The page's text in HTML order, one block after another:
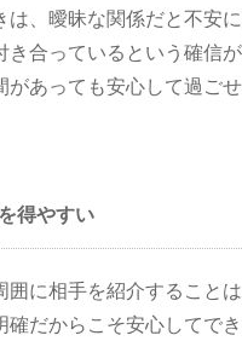
は、曖昧な関係だと不安
き合っているという確信
があっても安心して過ご
得やすい
囲に相手を紹介すること
確だからこそ安心してで